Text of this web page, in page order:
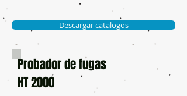
Descargar catalogos
Probador de fugas
HT 2000